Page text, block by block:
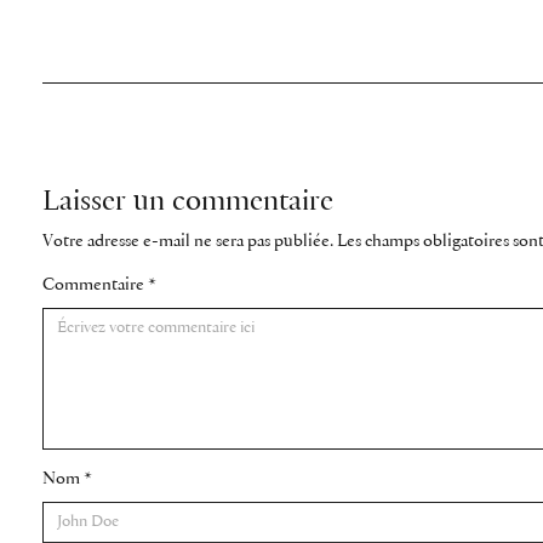
Laisser un commentaire
Votre adresse e-mail ne sera pas publiée. Les champs obligatoires
Commentaire *
Nom *